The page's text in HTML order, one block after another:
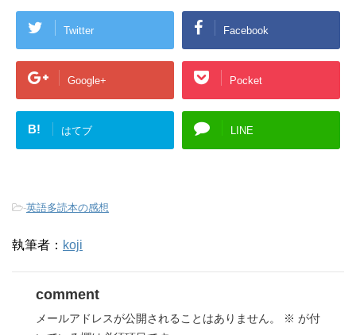
Twitter Facebook
Google+ Pocket
B! はてブ LINE
-英語多読本の感想
執筆者： koji
comment
メールアドレスが公開されることはありません。 ※ が付